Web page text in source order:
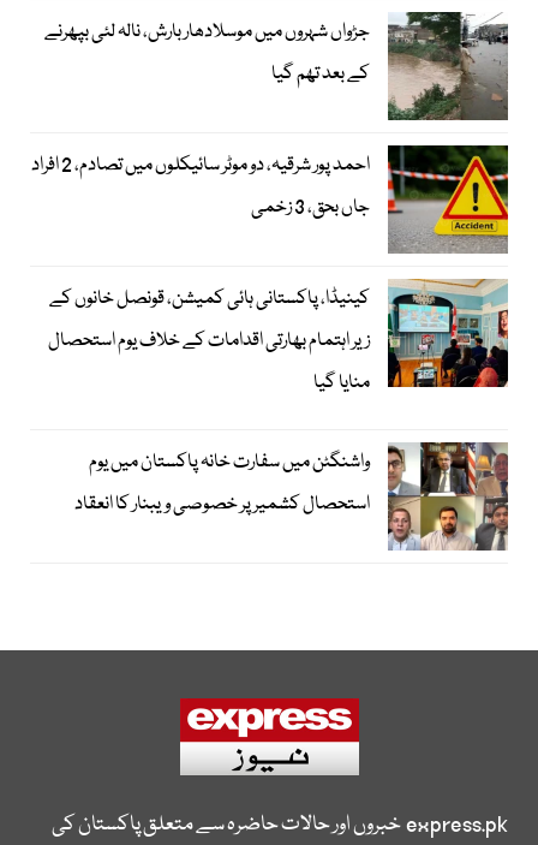
جڑواں شہروں میں موسلادھار بارش، نالہ لئی بپھرنے
کے بعد تھم گیا
احمد پور شرقیہ، دو موٹر سائیکلوں میں تصادم، 2 افراد
جاں بحق، 3 زخمی
کینیڈا، پاکستانی ہائی کمیشن، قونصل خانوں کے
زیر اہتمام بھارتی اقدامات کے خلاف یوم استحصال
منایا گیا
واشنگٹن میں سفارت خانہ پاکستان میں یوم
استحصال کشمیر پر خصوصی ویبنار کا انعقاد
express.pkخبروں اور حالات حاضرہ سے متعلق پاکستان کی